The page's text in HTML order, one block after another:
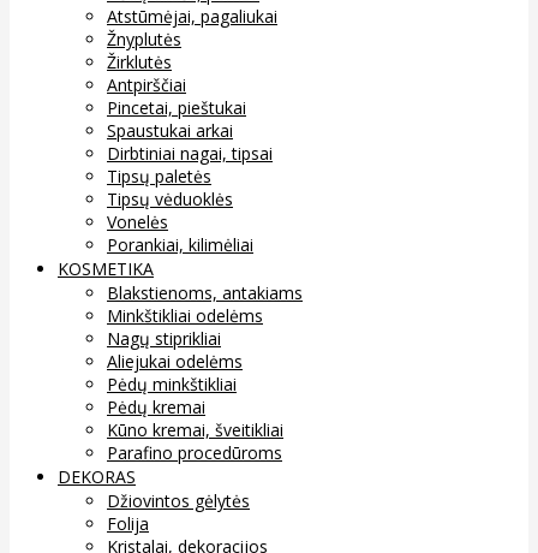
Atstūmėjai, pagaliukai
Žnyplutės
Žirklutės
Antpirščiai
Pincetai, pieštukai
Spaustukai arkai
Dirbtiniai nagai, tipsai
Tipsų paletės
Tipsų vėduoklės
Vonelės
Porankiai, kilimėliai
KOSMETIKA
Blakstienoms, antakiams
Minkštikliai odelėms
Nagų stiprikliai
Aliejukai odelėms
Pėdų minkštikliai
Pėdų kremai
Kūno kremai, šveitikliai
Parafino procedūroms
DEKORAS
Džiovintos gėlytės
Folija
Kristalai, dekoracijos